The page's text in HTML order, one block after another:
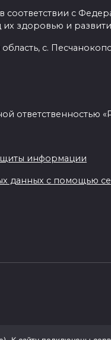
с
здоровью и
с.
ответственностью
информации
данных с помощью